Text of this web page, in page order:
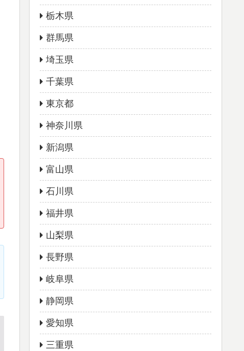
栃木県
群馬県
埼玉県
千葉県
東京都
神奈川県
新潟県
富山県
石川県
福井県
山梨県
長野県
岐阜県
静岡県
愛知県
三重県